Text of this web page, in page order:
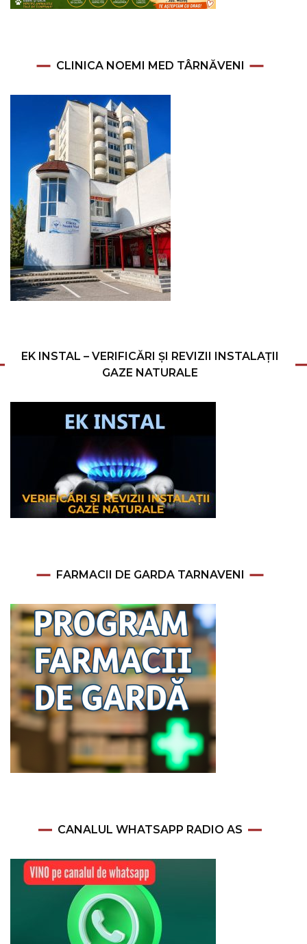
CLINICA NOEMI MED TÂRNĂVENI
EK INSTAL – VERIFICĂRI ȘI REVIZII INSTALAȚII
GAZE NATURALE
FARMACII DE GARDA TARNAVENI
CANALUL WHATSAPP RADIO AS